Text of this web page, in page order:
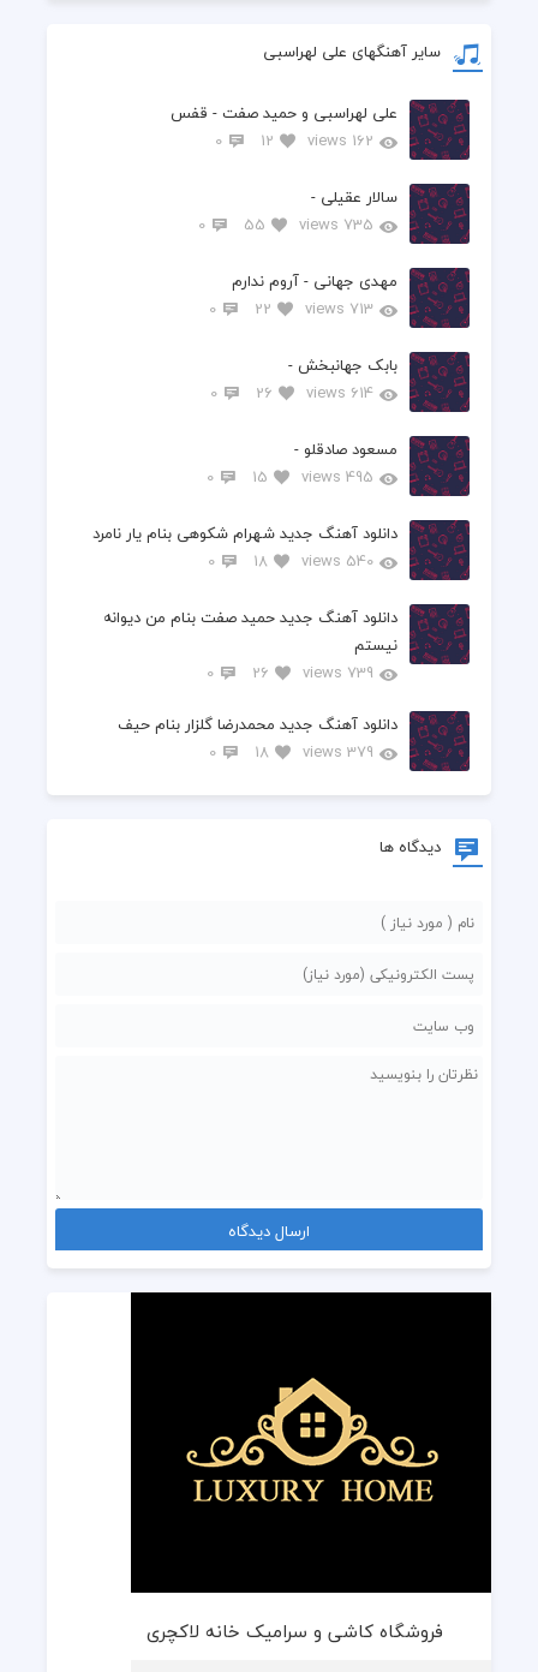
سایر آهنگهای علی لهراسبی
علی لهراسبی و حمید صفت - قفس
162 views
12
0
سالار عقیلی -
735 views
55
0
مهدی جهانی - آروم ندارم
713 views
22
0
بابک جهانبخش -
614 views
26
0
مسعود صادقلو -
495 views
15
0
دانلود آهنگ جدید شهرام شکوهی بنام یار نامرد
540 views
18
0
دانلود آهنگ جدید حمید صفت بنام من دیوانه
نیستم
739 views
26
0
دانلود آهنگ جدید محمدرضا گلزار بنام حیف
379 views
18
0
دیدگاه ها
فروشگاه کاشی و سرامیک خانه لاکچری